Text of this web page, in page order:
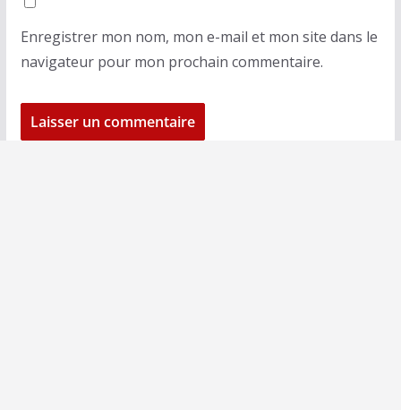
Enregistrer mon nom, mon e-mail et mon site dans le
navigateur pour mon prochain commentaire.